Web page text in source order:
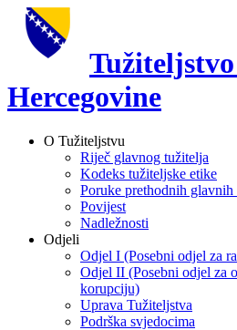
Hercegovine
O Tužiteljstvu
Riječ glavnog tužitelja
Kodeks tužiteljske etike
Poruke prethodnih glavnih
Povijest
Nadležnosti
Odjeli
Odjel I (Posebni odjel za
Odjel II (Posebni odjel za
korupciju)
Uprava Tužiteljstva
Podrška svjedocima